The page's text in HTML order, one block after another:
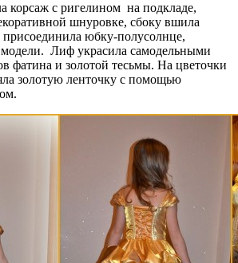
корсаж с ригелином на подкладе,
шнуровке, сбоку вшила
юбку-полусолнце,
Лиф украсила самодельными
фатина и золотой тесьмы. На цветочки
золотую ленточку с помощью